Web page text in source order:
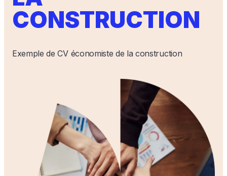
CONSTRUCTION
Exemple de CV économiste de la construction